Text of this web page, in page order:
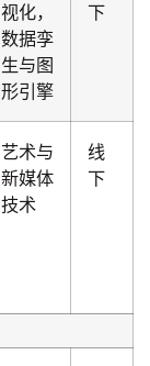
视化，
数据孪
生与图
形引擎
下
艺术与
新媒体
技术
线
下